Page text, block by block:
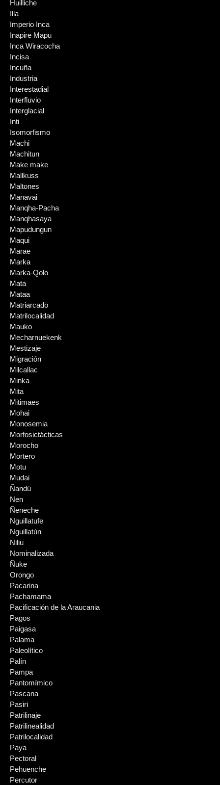
Huilliche
Illa
Imperio Inca
Inapire Mapu
Inca Wiracocha
Incisa
Incuña
Industria
Interestadial
Interfluvio
Interglacial
Inti
Isomorfismo
Machi
Machitun
Make make
Mallkuss
Maltones
Manavai
Manqha-Pacha
Manqhasaya
Mapudungun
Maqui
Marae
Marka
Marka-Qolo
Mata
Mataa
Matriarcado
Matrilocalidad
Mauko
Mecharnuekenk
Mestizaje
Migración
Milcallac
Minka
Mita
Mitimaes
Mohai
Monosemia
Morfosictácticas
Morocho
Mortero
Motu
Mudai
Ñandú
Nen
Ñeneche
Nguillatufe
Nguillatún
Niliu
Nominalizada
Ñuke
Orongo
Pacarina
Pachamama
Pacificación de la Araucania
Pagos
Paigasa
Palama
Paleolítico
Palín
Pampa
Pantomímico
Pascana
Pasiri
Patrilinaje
Patrilinealidad
Patrilocalidad
Paya
Pectoral
Pehuenche
Percutor